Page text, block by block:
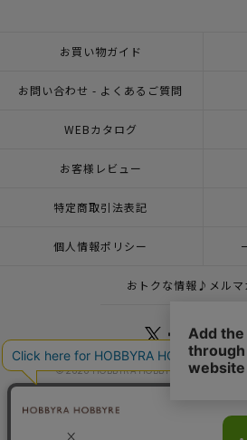
お買い物ガイド
お問い合わせ - よくあるご質問
WEBカタログ
お客様レビュー
特定商取引法表記
個人情報ポリシー
おトクな情報♪メルマ
© 2026 HOBBYRA HOBBYRE